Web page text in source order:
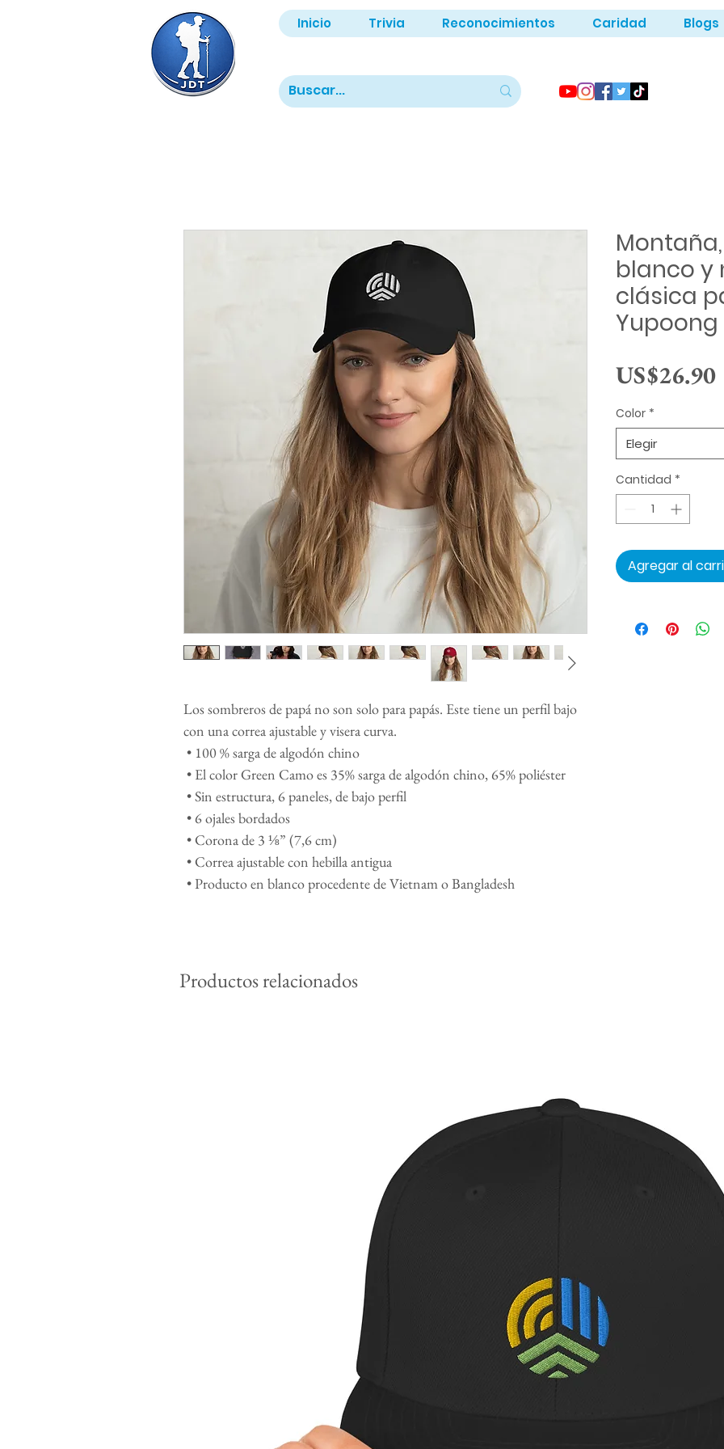
Inicio Trivia Reconocimientos Caridad Blogs
Los sombreros de papá no son solo para papás. Este tiene un perfil bajo
con una correa ajustable y visera curva.
• 100 % sarga de algodón chino
• El color Green Camo es 35% sarga de algodón chino, 65% poliéster
• Sin estructura, 6 paneles, de bajo perfil
• 6 ojales bordados
• Corona de 3 ⅛” (7,6 cm)
• Correa ajustable con hebilla antigua
• Producto en blanco procedente de Vietnam o Bangladesh
blanco y
clásica
Yupoong
US$26.90
Color *
Elegir
Cantidad *
Agregar al
Productos relacionados